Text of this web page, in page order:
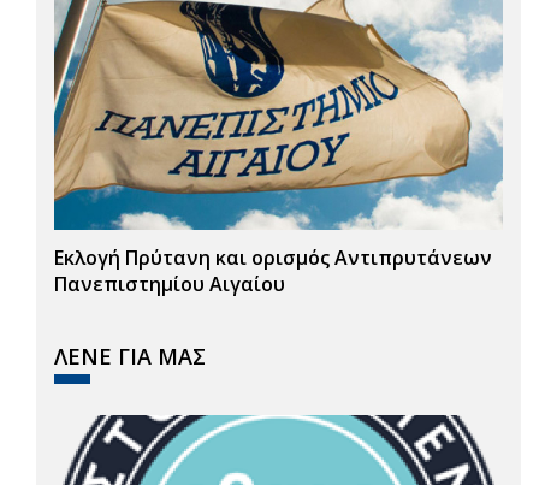
Εκλογή Πρύτανη και ορισμός Αντιπρυτάνεων
Πανεπιστημίου Αιγαίου
ΛΕΝΕ ΓΙΑ ΜΑΣ